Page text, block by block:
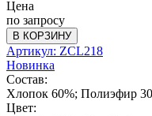
Цена
по запросу
В КОРЗИНУ
Артикул: ZCL218
Новинка
Состав:
Хлопок 60%; Полиэфир
Цвет: